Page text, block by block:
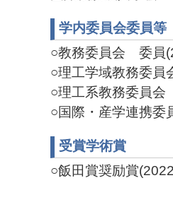
学内委員会委員等
○教務委員会 委員
○理工学域教務委
○理工系教務委員
○国際・産学連携
受賞学術賞
○飯田賞奨励賞